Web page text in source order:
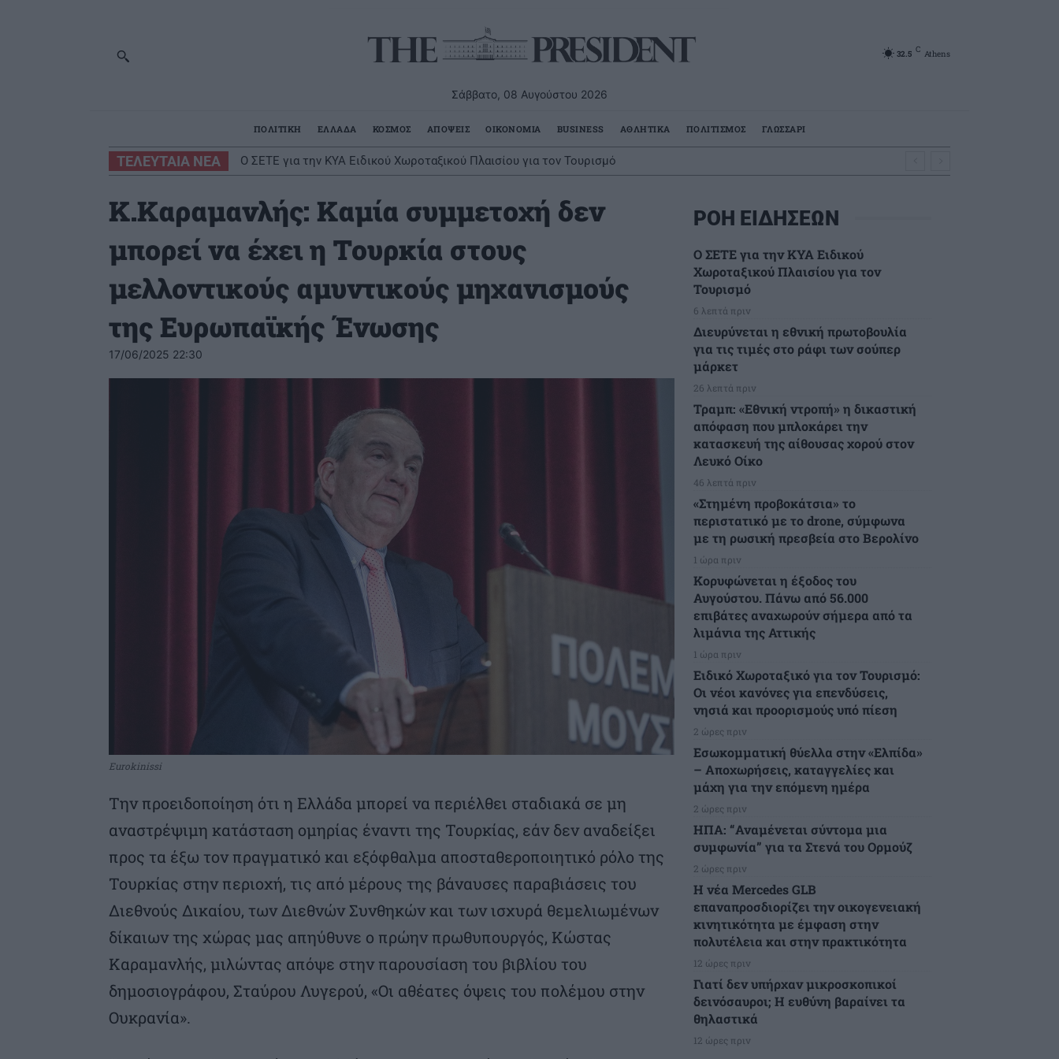
Σάββατο, 08 Αυγούστου 2026
32.5 C Athens
ΠΟΛΙΤΙΚΗ ΕΛΛΑΔΑ ΚΟΣΜΟΣ ΑΠΟΨΕΙΣ ΟΙΚΟΝΟΜΙΑ BUSINESS ΑΘΛΗΤΙΚΑ ΠΟΛΙΤΙΣΜΟΣ ΓΛΩΣΣΑΡΙ
ΤΕΛΕΥΤΑΙΑ ΝΕΑ Ο ΣΕΤΕ για την ΚΥΑ Ειδικού Χωροταξικού Πλαισίου για τον Τουρισμό
Διευρύνεται η εθνική πρωτοβουλία για τις τιμές στο ράφι των σούπερ μάρκετ
Κ.Καραμανλής: Καμία συμμετοχή δεν
μπορεί να έχει η Τουρκία στους
μελλοντικούς αμυντικούς μηχανισμούς
της Ευρωπαϊκής Ένωσης
17/06/2025 22:30
Eurokinissi
Την προειδοποίηση ότι η Ελλάδα μπορεί να περιέλθει σταδιακά σε μη
αναστρέψιμη κατάσταση ομηρίας έναντι της Τουρκίας, εάν δεν αναδείξει
προς τα έξω τον πραγματικό και εξόφθαλμα αποσταθεροποιητικό ρόλο της
Τουρκίας στην περιοχή, τις από μέρους της βάναυσες παραβιάσεις του
Διεθνούς Δικαίου, των Διεθνών Συνθηκών και των ισχυρά θεμελιωμένων
δίκαιων της χώρας μας απηύθυνε ο πρώην πρωθυπουργός, Κώστας
Καραμανλής, μιλώντας απόψε στην παρουσίαση του βιβλίου του
δημοσιογράφου, Σταύρου Λυγερού, «Οι αθέατες όψεις του πολέμου στην
Ουκρανία».
ΡΟΗ ΕΙΔΗΣΕΩΝ
Ο ΣΕΤΕ για την ΚΥΑ Ειδικού
Χωροταξικού Πλαισίου για τον
Τουρισμό
6 λεπτά πριν
Διευρύνεται η εθνική πρωτοβουλία
για τις τιμές στο ράφι των σούπερ
μάρκετ
26 λεπτά πριν
Τραμπ: «Εθνική ντροπή» η δικαστική
απόφαση που μπλοκάρει την
κατασκευή της αίθουσας χορού στον
Λευκό Οίκο
46 λεπτά πριν
«Στημένη προβοκάτσια» το
περιστατικό με το drone, σύμφωνα
με τη ρωσική πρεσβεία στο Βερολίνο
1 ώρα πριν
Κορυφώνεται η έξοδος του
Αυγούστου. Πάνω από 56.000
επιβάτες αναχωρούν σήμερα από τα
λιμάνια της Αττικής
1 ώρα πριν
Ειδικό Χωροταξικό για τον Τουρισμό:
Οι νέοι κανόνες για επενδύσεις,
νησιά και προορισμούς υπό πίεση
2 ώρες πριν
Εσωκομματική θύελλα στην «Ελπίδα»
– Αποχωρήσεις, καταγγελίες και
μάχη για την επόμενη ημέρα
2 ώρες πριν
ΗΠΑ: “Αναμένεται σύντομα μια
συμφωνία” για τα Στενά του Ορμούζ
2 ώρες πριν
Η νέα Mercedes GLB
επαναπροσδιορίζει την οικογενειακή
κινητικότητα με έμφαση στην
πολυτέλεια και στην πρακτικότητα
12 ώρες πριν
Γιατί δεν υπήρχαν μικροσκοπικοί
δεινόσαυροι; Η ευθύνη βαραίνει τα
θηλαστικά
12 ώρες πριν